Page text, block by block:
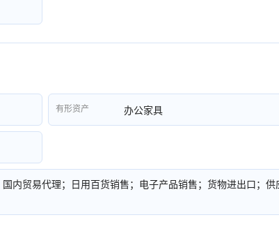
有形资产 办公家具
内贸易代理；日用百货销售；电子产品销售；货物进出口；供